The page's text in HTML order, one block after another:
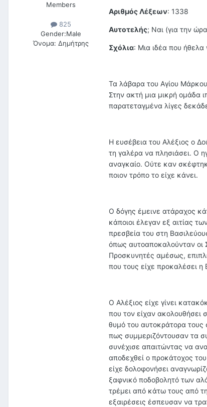
Members
825
Gender:Male
Όνομα: Δημήτρης
Αριθμός Λέξεων: 1338
Αυτοτελής; Ναι (για την
Σχόλια: Μια ιδέα που
Τα λάβαρα του Αγίου
Στην ακτή μια μικρή ομάδα
παρατεταγμένα λίγες
Η ευσέβεια του Αλέξιος ο
τη γαλέρα να πλησιάσει. Ο
αναγκαίο. Ούτε καν
ποιον τρόπο το είχε κάνει.
Ο δόγης έμεινε ατάραχος
κάποιοι έλεγαν εξ αιτίας
πρεσβεία του στη
όπως αυτοαποκαλούνταν οι
Προσκυνητές αμέσως,
που τους είχε προκαλέσει η
Ο Αλέξιος είχε γίνει
που τον είχαν ακολουθήσει
θυμό του αυτοκράτορα τους
πως συμμεριζόντουσαν τα
συνέχισε απαιτώντας να
αποδεχθεί ο προκάτοχος
είχε δολοφονήσει
ξαφνικό ποδοβολητό των
τρέμει από κάτω τους από
εξαιρέσεις έσπευσαν να